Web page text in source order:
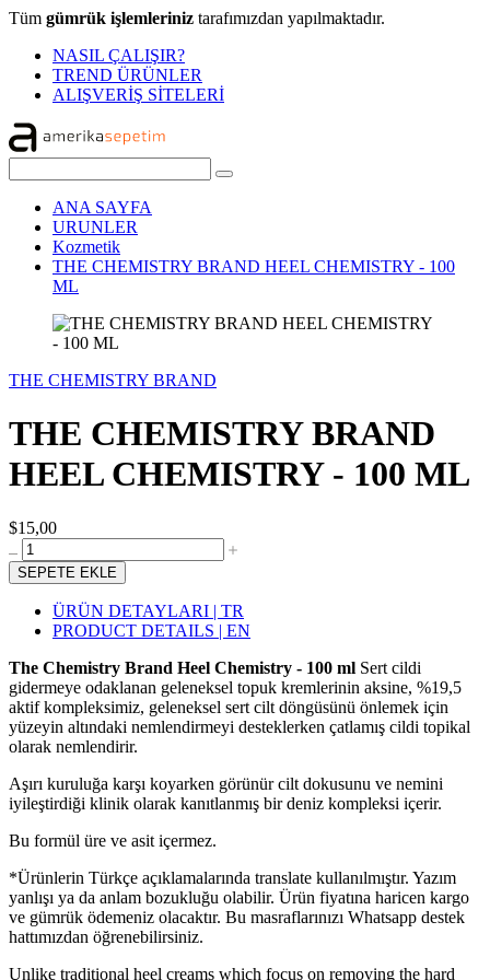
Tüm gümrük işlemleriniz tarafımızdan yapılmaktadır.
NASIL ÇALIŞIR?
TREND ÜRÜNLER
ALIŞVERİŞ SİTELERİ
ANA SAYFA
URUNLER
Kozmetik
THE CHEMISTRY BRAND HEEL CHEMISTRY - 100
ML
THE CHEMISTRY BRAND
THE CHEMISTRY BRAND
HEEL CHEMISTRY - 100 ML
$15,00
SEPETE EKLE
ÜRÜN DETAYLARI | TR
PRODUCT DETAILS | EN
The Chemistry Brand Heel Chemistry - 100 ml Sert cildi
gidermeye odaklanan geleneksel topuk kremlerinin aksine, %19,5
aktif kompleksimiz, geleneksel sert cilt döngüsünü önlemek için
yüzeyin altındaki nemlendirmeyi desteklerken çatlamış cildi topikal
olarak nemlendirir.
Aşırı kuruluğa karşı koyarken görünür cilt dokusunu ve nemini
iyileştirdiği klinik olarak kanıtlanmış bir deniz kompleksi içerir.
Bu formül üre ve asit içermez.
*Ürünlerin Türkçe açıklamalarında translate kullanılmıştır. Yazım
yanlışı ya da anlam bozukluğu olabilir. Ürün fiyatına haricen kargo
ve gümrük ödemeniz olacaktır. Bu masraflarınızı Whatsapp destek
hattımızdan öğrenebilirsiniz.
Unlike traditional heel creams which focus on removing the hard